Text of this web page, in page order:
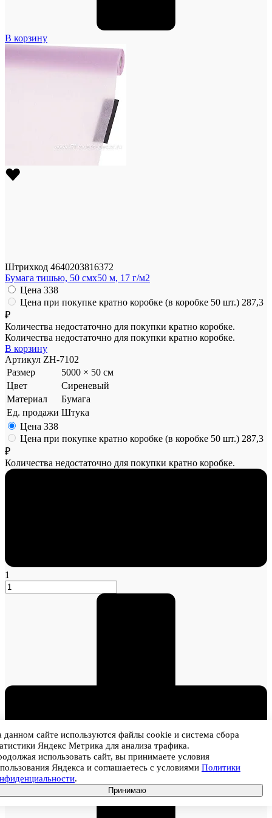
В корзину
Штрихкод 4640203816372
Бумага тишью, 50 смx50 м, 17 г/м2
Цена 338
Цена при покупке кратно коробке (в коробке 50 шт.) 287,3
₽
Количества недостаточно для покупки кратно коробке.
Количества недостаточно для покупки кратно коробке.
В корзину
Артикул ZH-7102
Размер
5000 × 50 см
Цвет
Сиреневый
Материал
Бумага
Ед. продажи Штука
Цена 338
Цена при покупке кратно коробке (в коробке 50 шт.) 287,3
₽
Количества недостаточно для покупки кратно коробке.
1
данном сайте используются файлы cookie и система сбора
Яндекс Метрика для анализа трафика.
использовать сайт, вы принимаете условия
Яндекса и соглашаетесь с условиями Политики
.
Принимаю